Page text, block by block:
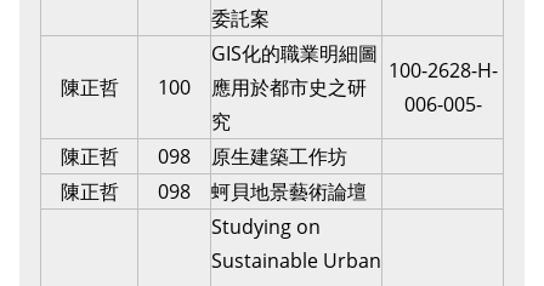
委託案
陳正哲 100
GIS化的職業明細圖
應用於都市史之研
究
100-2628-H-
006-005-
陳正哲
098
原生建築工作坊
陳正哲
098 蚵貝地景藝術論壇
Studying on
Sustainable Urban